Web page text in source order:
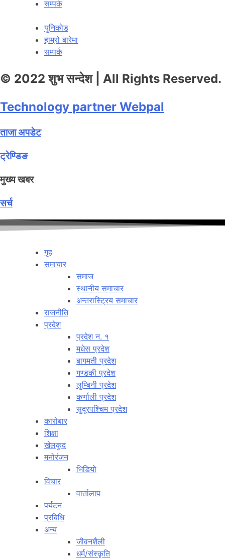
सम्पर्क
युनिकोड
हाम्रो बारेमा
सम्पर्क
© 2022 शुभ सन्देश | All Rights Reserved.
Technology partner Webpal
ताजा अपडेट
ट्रेण्डिङ
मुख्य खबर
सर्च
गृह
समाचार
समाज
स्थानीय समाचार
अन्तरास्ट्रिय समाचार
राजनीति
प्रदेश
प्रदेश न. १
मधेस प्रदेश
बागमती प्रदेश
गण्डकी प्रदेश
लुम्बिनी प्रदेश
कर्णाली प्रदेश
सुदूरपश्चिम प्रदेश
कारोबार
शिक्षा
खेलकुद
मनोरंजन
भिडियो
विचार
वार्तालाप
पर्यटन
प्रबिधि
अन्य
जीवनशैली
धर्म/संस्कृति